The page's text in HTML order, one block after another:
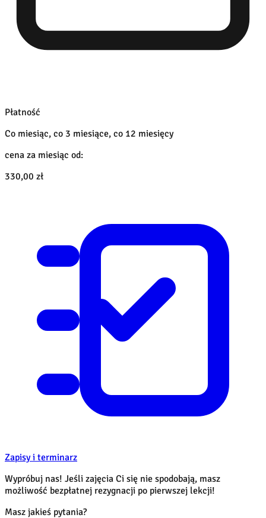
Płatność
Co miesiąc, co 3 miesiące, co 12 miesięcy
cena za miesiąc od:
330,00 zł
Zapisy i terminarz
Wypróbuj nas! Jeśli zajęcia Ci się nie spodobają, masz
możliwość bezpłatnej rezygnacji po pierwszej lekcji!
Masz jakieś pytania?